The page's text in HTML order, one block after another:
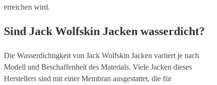
erreichen wird.
Sind Jack Wolfskin Jacken wasserdicht?
Die Wasserdichtigkeit von Jack Wolfskin Jacken variiert je nach
Modell und Beschaffenheit des Materials. Viele Jacken dieses
Herstellers sind mit einer Membran ausgestattet, die für